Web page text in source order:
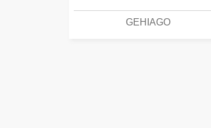
GEHIAGO